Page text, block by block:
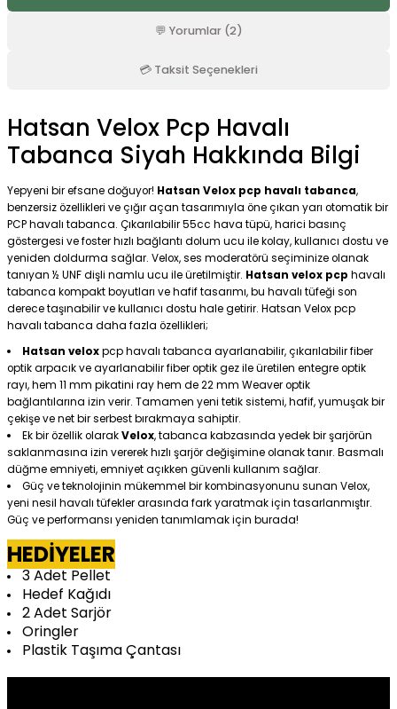
KARGO BEDAVA
SEPETE EKLE
VADE FARKSIZ 5 TAKSIT
KARGO BEDAVA
5.0 Puan - 1 Yorumlar
Hatsan Çelik Scuba Tüp 3 Litre 300 Bar
%4
7.450,00 TL
7.800,00 TL
Tükendi
0.0 Puan - 0 Yorumlar
Hatsan Pointed Head 4,5 mm Havalı Tüfek Saçması
%13
28,34 TL
32,66 TL
Havale ile: 26,92 TL
💬 Yorumlar (2)
💳 Taksit Seçenekleri
Hatsan Velox Pcp Havalı
Tabanca Siyah Hakkında Bilgi
Yepyeni bir efsane doğuyor! Hatsan Velox pcp havalı tabanca,
benzersiz özellikleri ve çığır açan tasarımıyla öne çıkan yarı otomatik bir
PCP havalı tabanca. Çıkarılabilir 55cc hava tüpü, harici basınç
göstergesi ve foster hızlı bağlantı dolum ucu ile kolay, kullanıcı dostu ve
yeniden doldurma sağlar. Velox, ses moderatörü seçiminize olanak
tanıyan ½ UNF dişli namlu ucu ile üretilmiştir. Hatsan velox pcp havalı
tabanca kompakt boyutları ve hafif tasarımı, bu havalı tüfeği son
derece taşınabilir ve kullanıcı dostu hale getirir. Hatsan Velox pcp
havalı tabanca daha fazla özellikleri;
Hatsan veloxpcp havalı tabanca ayarlanabilir, çıkarılabilir fiber
optik arpacık ve ayarlanabilir fiber optik gez ile üretilen entegre optik
rayı, hem 11 mm pikatini ray hem de 22 mm Weaver optik
bağlantılarına izin verir. Tamamen yeni tetik sistemi, hafif, yumuşak bir
çekişe ve net bir serbest bırakmaya sahiptir.
Ek bir özellik olarakVelox, tabanca kabzasında yedek bir şarjörün
saklanmasına izin vererek hızlı şarjör değişimine olanak tanır. Basmalı
düğme emniyeti, emniyet açıkken güvenli kullanım sağlar.
Güç ve teknolojinin mükemmel bir kombinasyonunu sunan Velox,
yeni nesil havalı tüfekler arasında fark yaratmak için tasarlanmıştır.
Güç ve performansı yeniden tanımlamak için burada!
HEDİYELER
3 Adet Pellet
Hedef Kağıdı
2 Adet Sarjör
Oringler
Plastik Taşıma Çantası